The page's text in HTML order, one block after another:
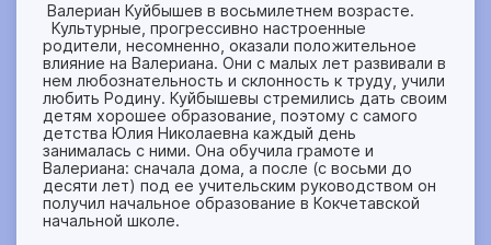
Валериан Куйбышев в восьмилетнем возрасте.
Культурные, прогрессивно настроенные
родители, несомненно, оказали положительное
влияние на Валериана. Они с малых лет развивали в
нем любознательность и склонность к труду, учили
любить Родину. Куйбышевы стремились дать своим
детям хорошее образование, поэтому с самого
детства Юлия Николаевна каждый день
занималась с ними. Она обучила грамоте и
Валериана: сначала дома, а после (с восьми до
десяти лет) под ее учительским руководством он
получил начальное образование в Кокчетавской
начальной школе.